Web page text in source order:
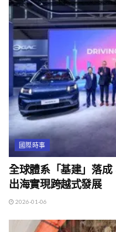
國際時事
全球體系「基建」落
出海實現跨越式發展
2026-01-06